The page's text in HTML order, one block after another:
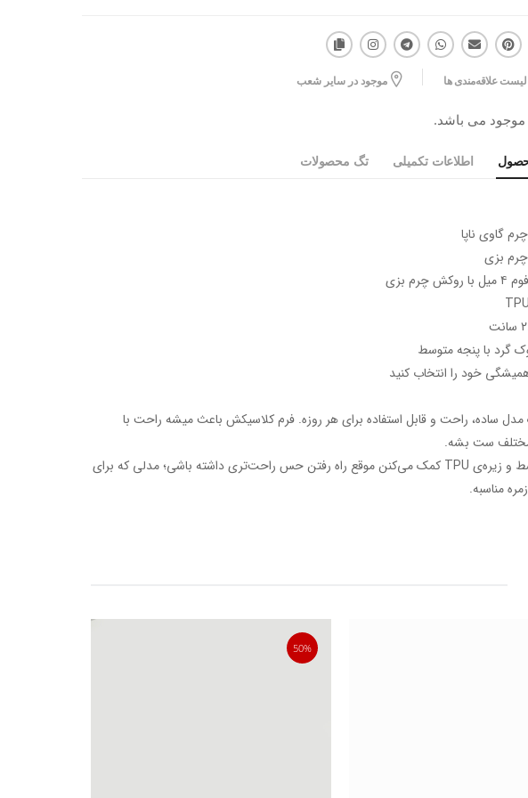
لیست علاقه‌مندی ها موجود در سایر شعب
موجود می باشد.
اطلاعات تکمیلی تگ محصولات
گاوی ناپا
بزی
بزی
گرد با پنجه متوسط
خود را انتخاب کنید
۳ یک مدل ساده، راحت و قابل استفاده برای هر روزه. فرم کلاسیکش باعث میشه راحت با
مختلف ست بشه.
پنجه‌ی متوسط و زیره‌ی TPU کمک می‌کنن موقع راه رفتن حس راحت‌تری داشته باشی؛ مدلی که برای
مناسبه.
50%